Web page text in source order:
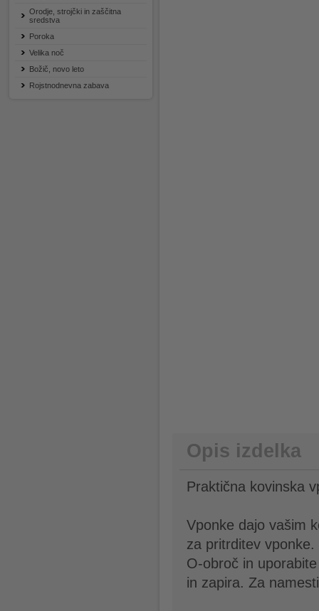
Orodje, strojčki in zaščitna
sredstva
Poroka
Velika noč
Božič, novo leto
Rojstnodnevna zabava
Opis izdelka
Praktična kovinska
Vponke dajo vašim
za pritrditev
O-obroč in
in zapira. Za